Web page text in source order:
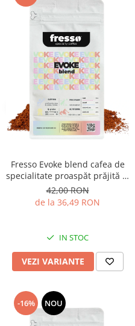
Fresso Evoke blend cafea de
specialitate proaspăt prăjită și
măcinată
42,00 RON
de la 36,49 RON
IN STOC
VEZI VARIANTE
-16% NOU